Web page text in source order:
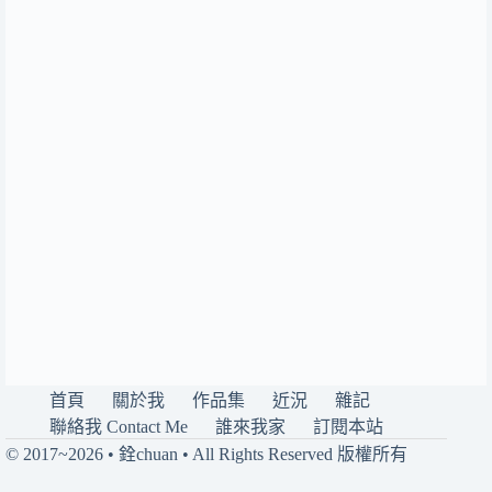
首頁 關於我 作品集 近況
雜記
聯絡我 Contact Me
誰來我家
訂閱本站
© 2017~2026 • 銓chuan • All Rights Reserved 版權所有